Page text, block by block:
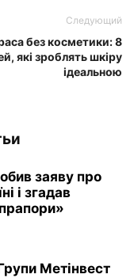
Следующий
без косметики: 8
які зроблять шкіру
ідеальною
заяву про
і згадав
Метінвест